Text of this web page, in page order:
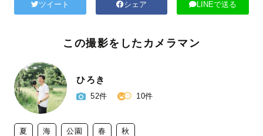
ツイート シェア LINEで送る
この撮影をしたカメラマン
ひろき
52件 10件
夏 海 公園 春 秋